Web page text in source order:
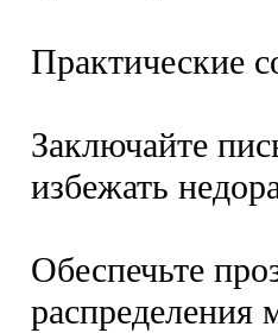
Практические
Заключайте
избежать
Обеспечьте
распределения